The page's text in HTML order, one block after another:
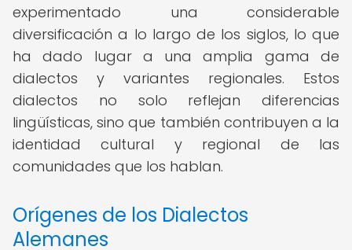
experimentado una considerable
diversificación a lo largo de los siglos, lo que
ha dado lugar a una amplia gama de
dialectos y variantes regionales. Estos
dialectos no solo reflejan diferencias
lingüísticas, sino que también contribuyen a la
identidad cultural y regional de las
comunidades que los hablan.
Orígenes de los Dialectos
Alemanes